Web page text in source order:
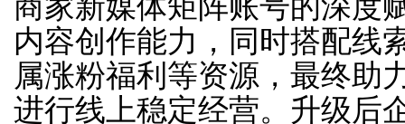
商家新媒体矩阵账号的深度
内容创作能力，同时搭配线
属涨粉福利等资源，最终助
进行线上稳定经营。升级后